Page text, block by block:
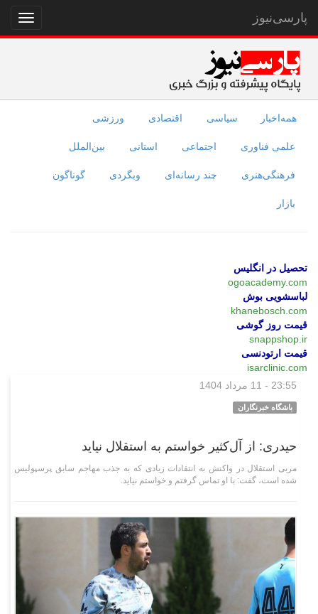
نمایش
منو
پارسی‌نیوز
همه‌اخبار سیاسی اقتصادی ورزشی
علمی فناوری اجتماعی استانی بین‌الملل
فرهنگی‌هنری چند رسانه‌ای وبگردی گوناگون
بازار
تحصیل در انگلیس
ogoacademy.com
لباسشویی بوش
khanebosch.com
قیمت روز گوشی
snappshop.ir
قیمت ارتودنسی
isarclinic.com
23:55 - 11 مرداد 1404
باشگاه خبرنگاران
حیدری: از آل‌کثیر خواستم به استقلال نیاید
مربی استقلال در واکنش به انتقادات زیادی که به جذب مهاجم سابق پرسپولیس
شده است، گفت: با او تماس گرفتم و خواستم نیاید.